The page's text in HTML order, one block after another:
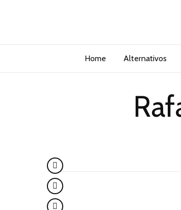
Home Alternativos